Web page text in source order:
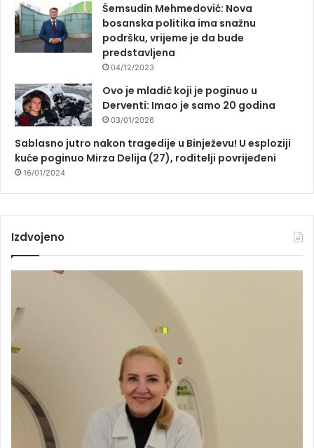
Šemsudin Mehmedović: Nova
bosanska politika ima snažnu
podršku, vrijeme je da bude
predstavljena
04/12/2023
Ovo je mladić koji je poginuo u
Derventi: Imao je samo 20 godina
03/01/2026
Sablasno jutro nakon tragedije u Binježevu! U esploziji
kuće poginuo Mirza Delija (27), roditelji povrijeđeni
16/01/2024
Izdvojeno